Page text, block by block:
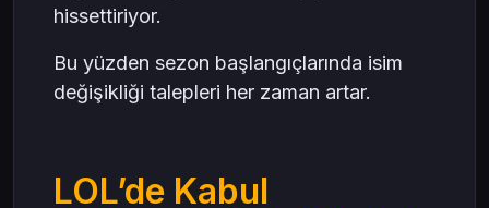
hissettiriyor.
Bu yüzden sezon başlangıçlarında isim
değişikliği talepleri her zaman artar.
LOL’de Kabul